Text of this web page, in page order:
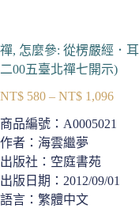
ok A
pp
禪, 怎麼參: 從楞嚴經．
二00五臺北禪七開示)
NT$ 580 – NT$ 1,096價
格
到
商品編號： A0005021
作者：海雲繼夢
出版社：空庭書苑
出版日期：2012/09/01
語言：繁體中文